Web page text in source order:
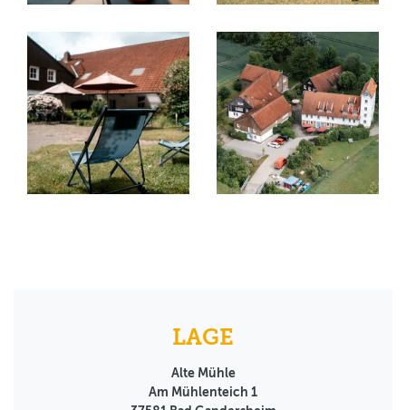
LAGE
Alte Mühle
Am Mühlenteich 1